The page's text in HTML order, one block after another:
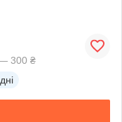
— 300 ₴